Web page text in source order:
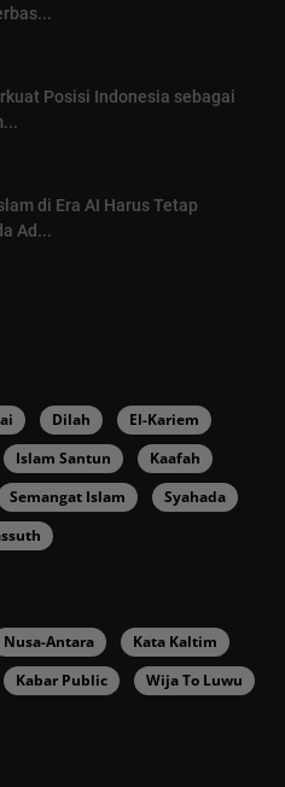
Posisi Indonesia sebagai
di Era AI Harus Tetap
Ad...
Dilah
El-Kariem
Islam Santun
Kaafah
Semangat Islam
Syahada
Nusa-Antara
Kata Kaltim
Kabar Public
Wija To Luwu